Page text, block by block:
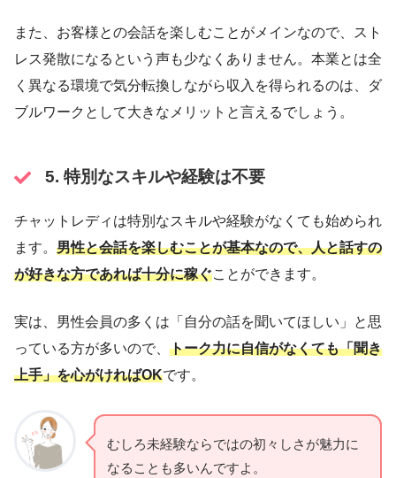
また、お客様との会話を楽しむことがメインなので、スト
レス発散になるという声も少なくありません。本業とは全
く異なる環境で気分転換しながら収入を得られるのは、ダ
ブルワークとして大きなメリットと言えるでしょう。
5. 特別なスキルや経験は不要
チャットレディは特別なスキルや経験がなくても始められ
ます。 男性と会話を楽しむことが基本なので、人と話すの
が好きな方であれば十分に稼ぐことができます。
実は、男性会員の多くは「自分の話を聞いてほしい」と思
っている方が多いので、 トーク力に自信がなくても「聞き
上手」を心がければOKです。
むしろ未経験ならではの初々しさが魅力に
なることも多いんですよ。